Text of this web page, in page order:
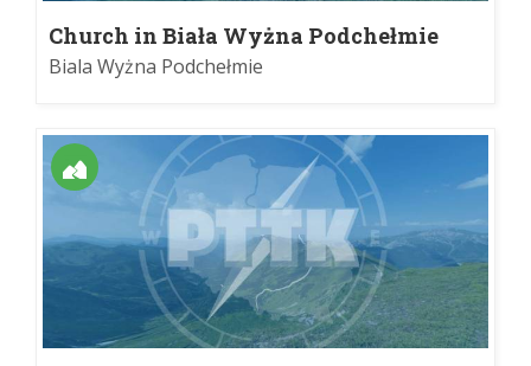
Church in Biała Wyżna Podchełmie
Biala Wyżna Podchełmie